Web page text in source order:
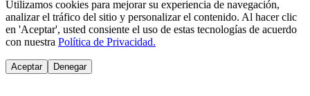
Utilizamos cookies para mejorar su experiencia de navegación,
analizar el tráfico del sitio y personalizar el contenido. Al hacer clic
en 'Aceptar', usted consiente el uso de estas tecnologías de acuerdo
con nuestra Política de Privacidad.
Aceptar Denegar